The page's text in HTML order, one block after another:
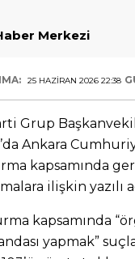
Merkezi
25 HAZIRAN 2026 22:38
Grup
Ankara
kapsamında
ilişkin yazılı
kapsamında
yapmak”